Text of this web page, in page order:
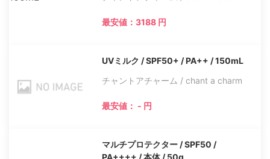
最安値：3188 円
UVミルク / SPF50+ / PA++ / 150mL
チャントアチャーム / chant a charm
最安値： - 円
マルチプロテクター / SPF50 /